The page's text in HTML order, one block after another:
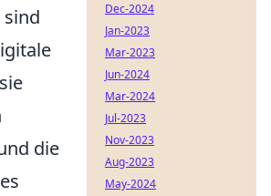
sind
die
Dec-2024
Jan-2023
Mar-2023
Jun-2024
Mar-2024
Jul-2023
Nov-2023
Aug-2023
May-2024